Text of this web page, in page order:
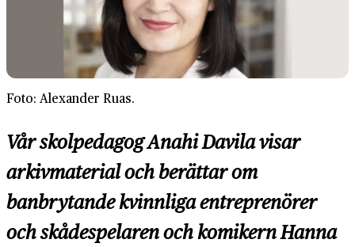
Foto: Alexander Ruas.
Vår skolpedagog Anahi Davila visar
arkivmaterial och berättar om
banbrytande kvinnliga entreprenörer
och skådespelaren och komikern Hanna